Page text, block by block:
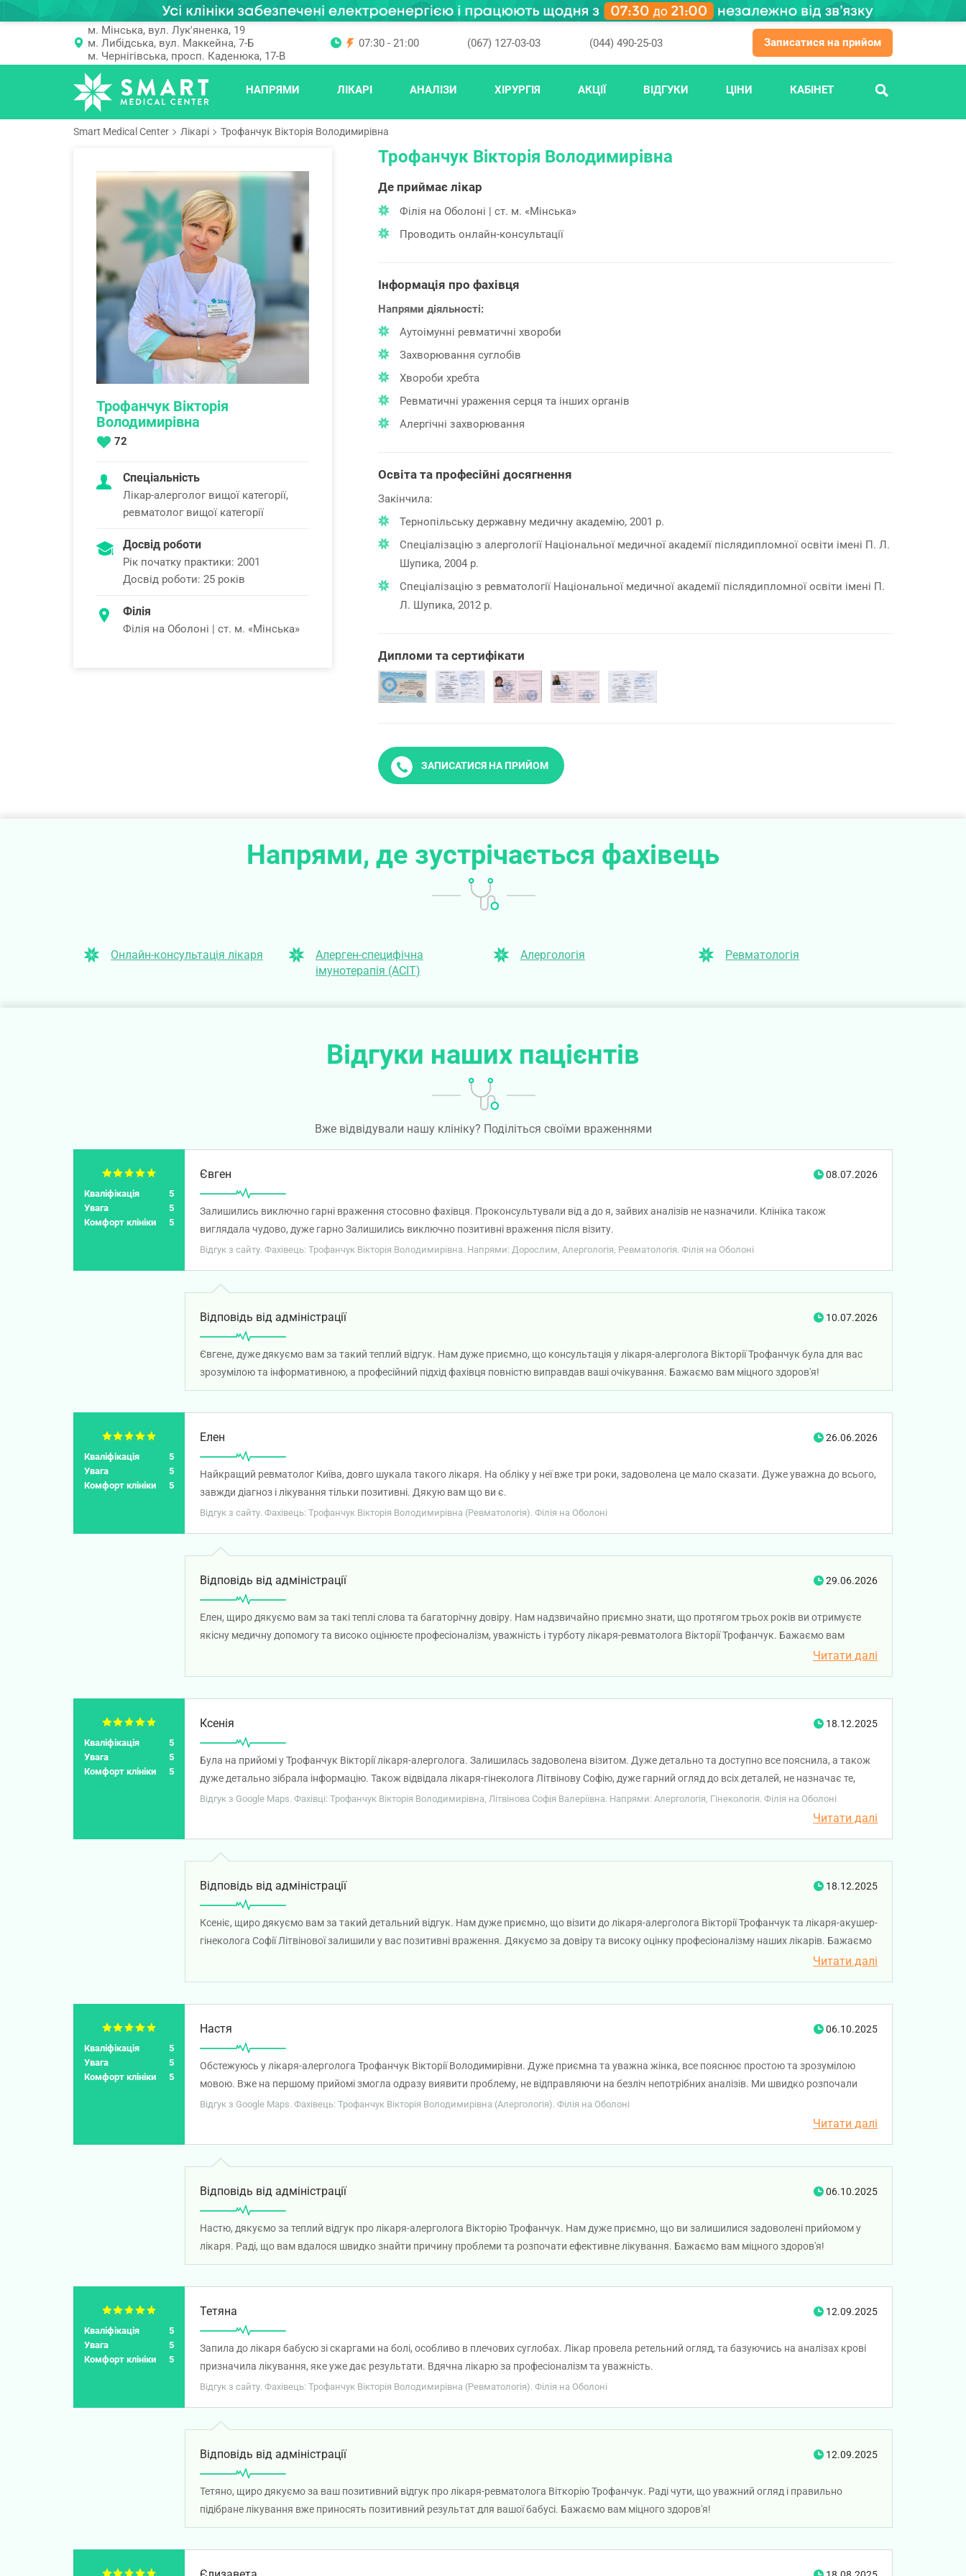
ПОШУК
м. Мінська, вул. Лук'яненка, 19
м. Либідська, вул. Маккейна, 7-Б
м. Чернігівська, просп. Каденюка, 17-В
07:30 - 21:00 (067) 127-03-03 (044) 490-25-03 Записатися на прийом
НАПРЯМИ ЛІКАРІ АНАЛІЗИ ХІРУРГІЯ АКЦІЇ ВІДГУКИ ЦІНИ КАБІНЕТ
Smart Medical Center Лікарі Трофанчук Вікторія Володимирівна
Трофанчук Вікторія
Володимирівна
72
Спеціальність
Лікар-алерголог вищої категорії,
ревматолог вищої категорії
Досвід роботи
Рік початку практики: 2001
Досвід роботи: 25 років
Філія
Філія на Оболоні | ст. м. «Мінська»
Трофанчук Вікторія Володимирівна
Де приймає лікар
Філія на Оболоні | ст. м. «Мінська»
Проводить онлайн-консультації
Інформація про фахівця
Напрями діяльності:
Аутоімунні ревматичні хвороби
Захворювання суглобів
Хвороби хребта
Ревматичні ураження серця та інших органів
Алергічні захворювання
Освіта та професійні досягнення
Закінчила:
Тернопільську державну медичну академію, 2001 р.
Спеціалізацію з алергології Національної медичної академії післядипломної освіти імені П. Л.
Шупика, 2004 р.
Спеціалізацію з ревматології Національної медичної академії післядипломної освіти імені П.
Л. Шупика, 2012 р.
Дипломи та сертифікати
ЗАПИСАТИСЯ НА ПРИЙОМ
Напрями, де зустрічається фахівець
Онлайн-консультація лікаря
Алерген-специфічна
імунотерапія (АСІТ)
Алергологія Ревматологія
Відгуки наших пацієнтів
Вже відвідували нашу клініку? Поділіться своїми враженнями
Кваліфікація
5
Увага
5
Комфорт клініки
5
Євген 08.07.2026
Залишились виключно гарні враження стосовно фахівця. Проконсультували від а до я, зайвих аналізів не назначили. Клініка також
виглядала чудово, дуже гарно Залишились виключно позитивні враження після візиту.
Відгук з сайту. Фахівець: Трофанчук Вікторія Володимирівна. Напрями: Дорослим, Алергологія, Ревматологія. Філія на Оболоні
Відповідь від адміністрації 10.07.2026
Євгене, дуже дякуємо вам за такий теплий відгук. Нам дуже приємно, що консультація у лікаря-алерголога Вікторії Трофанчук була для вас
зрозумілою та інформативною, а професійний підхід фахівця повністю виправдав ваші очікування. Бажаємо вам міцного здоров'я!
Кваліфікація
5
Увага
5
Комфорт клініки
5
Елен 26.06.2026
Найкращий ревматолог Київа, довго шукала такого лікаря. На обліку у неї вже три роки, задоволена це мало сказати. Дуже уважна до всього,
завжди діагноз і лікування тільки позитивні. Дякую вам що ви є.
Відгук з сайту. Фахівець: Трофанчук Вікторія Володимирівна (Ревматологія). Філія на Оболоні
Відповідь від адміністрації 29.06.2026
Елен, щиро дякуємо вам за такі теплі слова та багаторічну довіру. Нам надзвичайно приємно знати, що протягом трьох років ви отримуєте
якісну медичну допомогу та високо оцінюєте професіоналізм, уважність і турботу лікаря-ревматолога Вікторії Трофанчук. Бажаємо вам
Читати далі
Кваліфікація
5
Увага
5
Комфорт клініки
5
Ксенія 18.12.2025
Була на прийомі у Трофанчук Вікторії лікаря-алерголога. Залишилась задоволена візитом. Дуже детально та доступно все пояснила, а також
дуже детально зібрала інформацію. Також відвідала лікаря-гінеколога Літвінову Софію, дуже гарний огляд до всіх деталей, не назначає те,
чого не потрібно, все по ділу і без паніки. Дуже задоволена лікарями і оглядом!
Відгук з Google Maps. Фахівці: Трофанчук Вікторія Володимирівна, Літвінова Софія Валеріївна. Напрями: Алергологія, Гінекологія. Філія на Оболоні
Читати далі
Відповідь від адміністрації 18.12.2025
Ксеніє, щиро дякуємо вам за такий детальний відгук. Нам дуже приємно, що візити до лікаря-алерголога Вікторії Трофанчук та лікаря-акушер-
гінеколога Софії Літвінової залишили у вас позитивні враження. Дякуємо за довіру та високу оцінку професіоналізму наших лікарів. Бажаємо
Читати далі
Кваліфікація
5
Увага
5
Комфорт клініки
5
Настя 06.10.2025
Обстежуюсь у лікаря-алерголога Трофанчук Вікторії Володимирівни. Дуже приємна та уважна жінка, все пояснює простою та зрозумілою
мовою. Вже на першому прийомі змогла одразу виявити проблему, не відправляючи на безліч непотрібних аналізів. Ми швидко розпочали
лікування, за що я дуже вдячна. Професіонал своєї справи, щиро дякую за допомогу та турботу! Рекомендую цього лікаря всім, хто шукає
Відгук з Google Maps. Фахівець: Трофанчук Вікторія Володимирівна (Алергологія). Філія на Оболоні
Читати далі
Відповідь від адміністрації 06.10.2025
Настю, дякуємо за теплий відгук про лікаря-алерголога Вікторію Трофанчук. Нам дуже приємно, що ви залишилися задоволені прийомом у
лікаря. Раді, що вам вдалося швидко знайти причину проблеми та розпочати ефективне лікування. Бажаємо вам міцного здоров'я!
Кваліфікація
5
Увага
5
Комфорт клініки
5
Тетяна 12.09.2025
Запила до лікаря бабусю зі скаргами на болі, особливо в плечових суглобах. Лікар провела ретельний огляд, та базуючись на аналізах крові
призначила лікування, яке уже дає результати. Вдячна лікарю за професіоналізм та уважність.
Відгук з сайту. Фахівець: Трофанчук Вікторія Володимирівна (Ревматологія). Філія на Оболоні
Відповідь від адміністрації 12.09.2025
Тетяно, щиро дякуємо за ваш позитивний відгук про лікаря-ревматолога Віткорію Трофанчук. Раді чути, що уважний огляд і правильно
підібране лікування вже приносять позитивний результат для вашої бабусі. Бажаємо вам міцного здоров'я!